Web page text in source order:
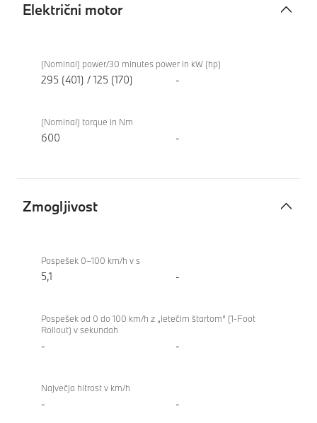
Električni motor
motor
xDrive40
Gran
(Nominal) power/30 minutes power in kW (hp)
295 (401) / 125 (170) -
(Nominal) torque in Nm
600 -
Zmogljivost
xDrive40
Gran
Pospešek 0–100 km/h v s
5,1 -
Pospešek od 0 do 100 km/h z „letečim štartom“ (1-Foot
Rollout) v sekundah
- -
Največja hitrost v km/h
- -